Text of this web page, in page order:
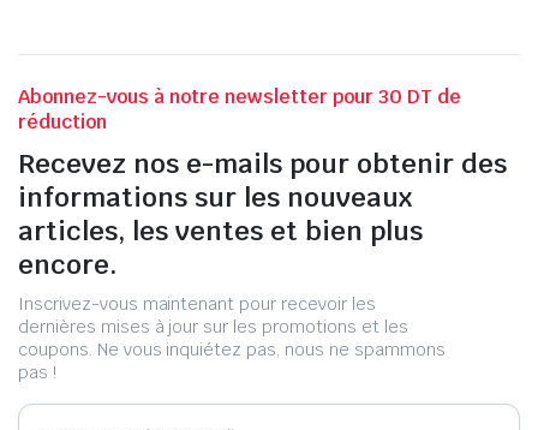
Abonnez-vous à notre newsletter pour 30 DT de
réduction
Recevez nos e-mails pour obtenir des
informations sur les nouveaux
articles, les ventes et bien plus
encore.
Inscrivez-vous maintenant pour recevoir les
dernières mises à jour sur les promotions et les
coupons. Ne vous inquiétez pas, nous ne spammons
pas !